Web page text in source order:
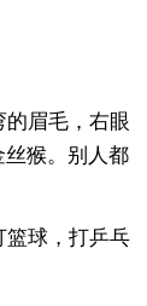
眉毛，右眼
丝猴。别人都
篮球，打乒乓